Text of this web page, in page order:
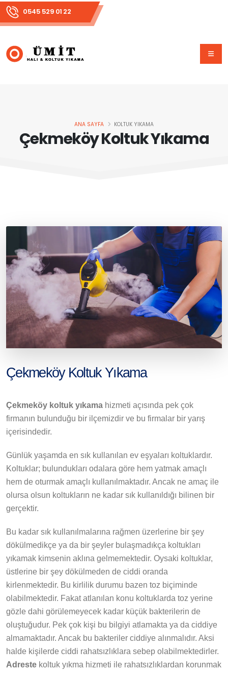
0545 529 01 22
Çekmeköy Koltuk Yıkama
ANA SAYFA KOLTUK YIKAMA
Çekmeköy Koltuk Yıkama
Çekmeköy koltuk yıkama hizmeti açısında pek çok
firmanın bulunduğu bir ilçemizdir ve bu firmalar bir yarış
içerisindedir.
Günlük yaşamda en sık kullanılan ev eşyaları koltuklardır.
Koltuklar; bulundukları odalara göre hem yatmak amaçlı
hem de oturmak amaçlı kullanılmaktadır. Ancak ne amaç ile
olursa olsun koltukların ne kadar sık kullanıldığı bilinen bir
gerçektir.
Bu kadar sık kullanılmalarına rağmen üzerlerine bir şey
dökülmedikçe ya da bir şeyler bulaşmadıkça koltukları
yıkamak kimsenin aklına gelmemektedir. Oysaki koltuklar,
üstlerine bir şey dökülmeden de ciddi oranda
kirlenmektedir. Bu kirlilik durumu bazen toz biçiminde
olabilmektedir. Fakat atlanılan konu koltuklarda toz yerine
gözle dahi görülemeyecek kadar küçük bakterilerin de
oluştuğudur. Pek çok kişi bu bilgiyi atlamakta ya da ciddiye
almamaktadır. Ancak bu bakteriler ciddiye alınmalıdır. Aksi
halde kişilerde ciddi rahatsızlıklara sebep olabilmektedirler.
Adreste koltuk yıkma hizmeti ile rahatsızlıklardan korunmak